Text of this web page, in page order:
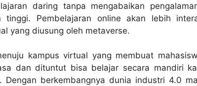
daring tanpa mengabaikan
tinggi. Pembelajaran online akan lebih
yang diusung oleh metaverse.
kampus virtual yang membuat
dan dituntut bisa belajar secara mandiri
Dengan berkembangnya dunia industri 4.0